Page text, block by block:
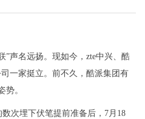
”声名远扬。现如今，zte中兴、酷
一家挺立。前不久，酷派集团有
势。
次埋下伏笔提前准备后，7月18